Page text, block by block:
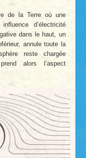
de la Terre où une
d’électricité
dans le haut, un
annule toute la
reste chargée
alors l’aspect